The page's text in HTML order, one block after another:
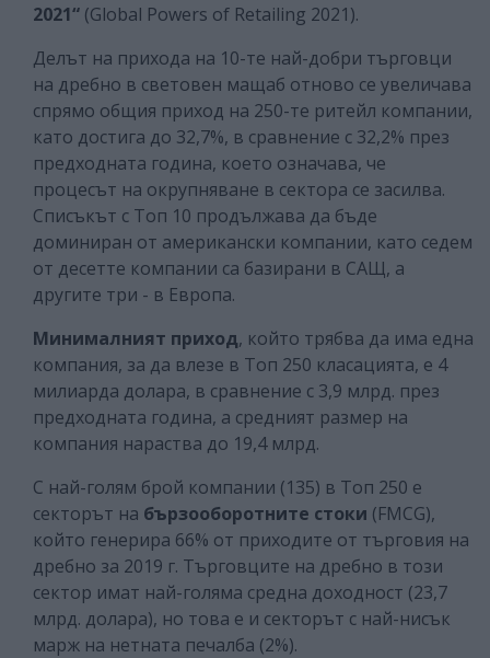
2021“ (Global Powers of Retailing 2021).
Делът на прихода на 10-те най-добри търговци
на дребно в световен мащаб отново се увеличава
спрямо общия приход на 250-те ритейл компании,
като достига до 32,7%, в сравнение с 32,2% през
предходната година, което означава, че
процесът на окрупняване в сектора се засилва.
Списъкът с Топ 10 продължава да бъде
доминиран от американски компании, като седем
от десетте компании са базирани в САЩ, a
другите три - в Европа.
Минималният приход, който трябва да има една
компания, за да влезе в Топ 250 класацията, е 4
милиарда долара, в сравнение с 3,9 млрд. през
предходната година, а средният размер на
компания нараства до 19,4 млрд.
С най-голям брой компании (135) в Топ 250 е
секторът на бързооборотните стоки (FMCG),
който генерира 66% от приходите от търговия на
дребно за 2019 г. Търговците на дребно в този
сектор имат най-голяма средна доходност (23,7
млрд. долара), но това е и секторът с най-нисък
марж на нетната печалба (2%).